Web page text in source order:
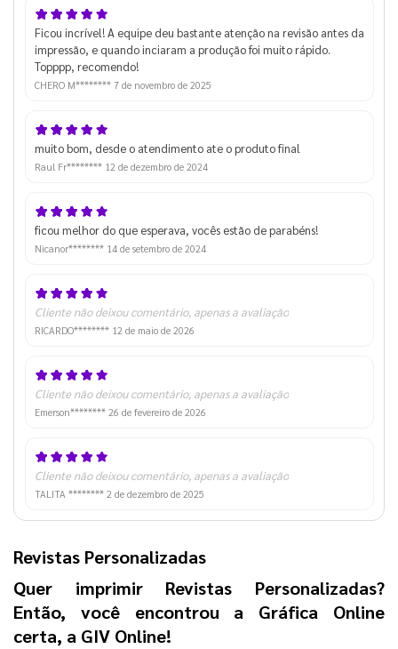
Ficou incrível! A equipe deu bastante atenção na revisão antes da
impressão, e quando inciaram a produção foi muito rápido.
Topppp, recomendo!
CHERO M******** 7 de novembro de 2025
muito bom, desde o atendimento ate o produto final
Raul Fr******** 12 de dezembro de 2024
ficou melhor do que esperava, vocês estão de parabéns!
Nicanor******** 14 de setembro de 2024
Cliente não deixou comentário, apenas a avaliação
RICARDO******** 12 de maio de 2026
Cliente não deixou comentário, apenas a avaliação
Emerson******** 26 de fevereiro de 2026
Cliente não deixou comentário, apenas a avaliação
TALITA ******** 2 de dezembro de 2025
Revistas Personalizadas
Quer imprimir Revistas Personalizadas?
Então, você encontrou a Gráfica Online
certa, a GIV Online!